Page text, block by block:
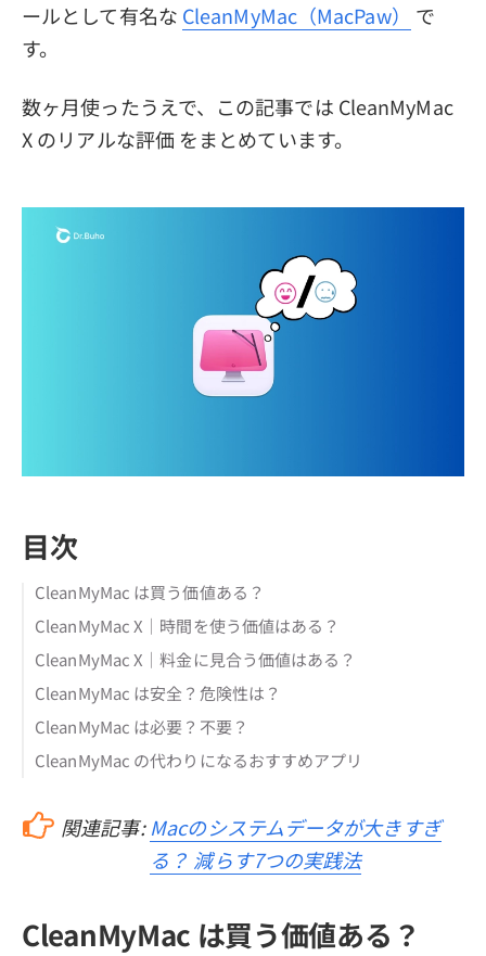
ールとして有名な CleanMyMac（MacPaw）
で
す。
数ヶ月使ったうえで、この記事では CleanMyMac
X のリアルな評価 をまとめています。
目次
CleanMyMac は買う価値ある？
CleanMyMac X｜時間を使う価値はある？
CleanMyMac X｜料金に見合う価値はある？
CleanMyMac は安全？危険性は？
CleanMyMac は必要？不要？
CleanMyMac の代わりになるおすすめアプリ
関連記事: Macのシステムデータが大きすぎ
る？ 減らす7つの実践法
CleanMyMac は買う価値ある？